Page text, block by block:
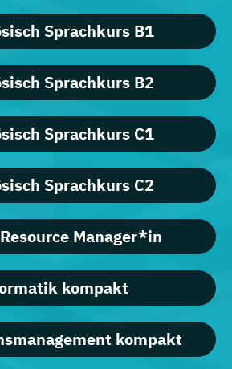
Sprachkurs B1
Sprachkurs B2
Sprachkurs C1
Sprachkurs C2
Manager*in
kompakt
kompakt